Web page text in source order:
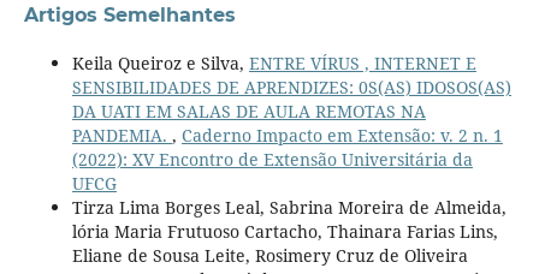
Artigos Semelhantes
Keila Queiroz e Silva, ENTRE VÍRUS , INTERNET E
SENSIBILIDADES DE APRENDIZES: 0S(AS) IDOSOS(AS)
DA UATI EM SALAS DE AULA REMOTAS NA
PANDEMIA. , Caderno Impacto em Extensão: v. 2 n. 1
(2022): XV Encontro de Extensão Universitária da
UFCG
Tirza Lima Borges Leal, Sabrina Moreira de Almeida,
lória Maria Frutuoso Cartacho, Thainara Farias Lins,
Eliane de Sousa Leite, Rosimery Cruz de Oliveira